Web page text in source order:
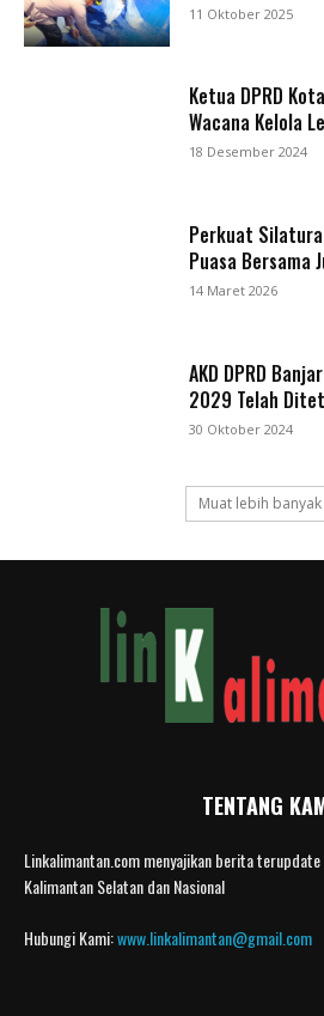
11 Oktober 2025
Ketua DPRD
Wacana Kelola
18 Desember 2024
Perkuat
Puasa Bersama
14 Maret 2026
AKD DPRD
2029 Telah
30 Oktober 2024
Muat lebih banyak
TENTANG
Linkalimantan.com menyajikan berita
Kalimantan Selatan dan Nasional
Hubungi Kami:www.linkalimantan@gmail.com